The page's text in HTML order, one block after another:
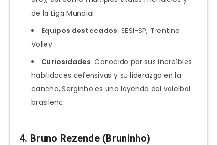
de la Liga Mundial.
Equipos destacados: SESI-SP, Trentino
Volley.
Curiosidades: Conocido por sus increíbles
habilidades defensivas y su liderazgo en la
cancha, Serginho es una leyenda del voleibol
brasileño.
4. Bruno Rezende (Bruninho)